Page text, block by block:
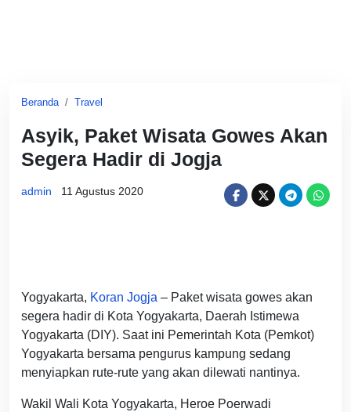
Beranda Travel
Asyik, Paket Wisata Gowes Akan
Segera Hadir di Jogja
admin 11 Agustus 2020
Yogyakarta, Koran Jogja – Paket wisata gowes akan
segera hadir di Kota Yogyakarta, Daerah Istimewa
Yogyakarta (DIY). Saat ini Pemerintah Kota (Pemkot)
Yogyakarta bersama pengurus kampung sedang
menyiapkan rute-rute yang akan dilewati nantinya.
Wakil Wali Kota Yogyakarta, Heroe Poerwadi